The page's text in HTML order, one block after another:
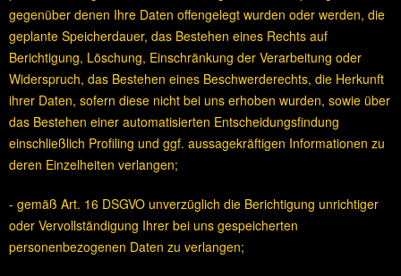
gegenüber denen Ihre Daten offengelegt wurden oder werden, die
geplante Speicherdauer, das Bestehen eines Rechts auf
Berichtigung, Löschung, Einschränkung der Verarbeitung oder
Widerspruch, das Bestehen eines Beschwerderechts, die Herkunft
ihrer Daten, sofern diese nicht bei uns erhoben wurden, sowie über
das Bestehen einer automatisierten Entscheidungsfindung
einschließlich Profiling und ggf. aussagekräftigen Informationen zu
deren Einzelheiten verlangen;
- gemäß Art. 16 DSGVO unverzüglich die Berichtigung unrichtiger
oder Vervollständigung Ihrer bei uns gespeicherten
personenbezogenen Daten zu verlangen;